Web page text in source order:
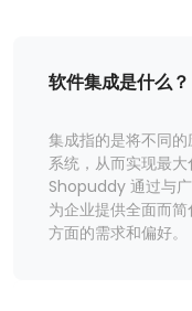
软件集成是什么？
集成指的是将不同
系统，从而实现最大
Shopuddy 通过与
为企业提供全面而
方面的需求和偏好。